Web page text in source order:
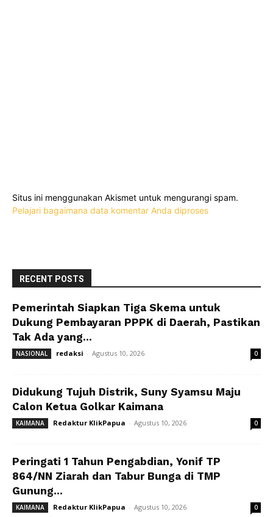
Situs ini menggunakan Akismet untuk mengurangi spam.
Pelajari bagaimana data komentar Anda diproses
RECENT POSTS
Pemerintah Siapkan Tiga Skema untuk
Dukung Pembayaran PPPK di Daerah, Pastikan
Tak Ada yang...
NASIONAL redaksi - Agustus 10, 2026 0
Didukung Tujuh Distrik, Suny Syamsu Maju
Calon Ketua Golkar Kaimana
KAIMANA Redaktur KlikPapua - Agustus 10, 2026 0
Peringati 1 Tahun Pengabdian, Yonif TP
864/NN Ziarah dan Tabur Bunga di TMP
Gunung...
KAIMANA Redaktur KlikPapua - Agustus 10, 2026 0